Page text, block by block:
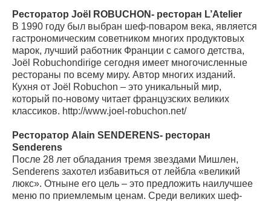
Ресторатор Joël ROBUCHON- ресторан L’Atelier
В 1990 году был выбран шеф-поваром века, является
гастрономическим советником многих продуктовых
марок, лучший работник Франции с самого детства,
Joël Robuchondirige сегодня имеет многочисленные
рестораны по всему миру. Автор многих изданий.
Кухня от Joël Robuchon – это уникальный мир,
который по-новому читает французских великих
классиков. http://www.joel-robuchon.net/
Ресторатор Alain SENDERENS- ресторан
Senderens
После 28 лет обладания тремя звездами Мишлен,
Senderens захотел избавиться от лейбла «великий
люкс». Отныне его цель – это предложить наилучшее
меню по приемлемым ценам. Среди великих шеф-